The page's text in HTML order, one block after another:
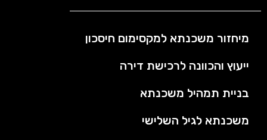
מיחזור משכנתא למקסימום חיסכון
ייעוץ והכוונה לרכישת דירה
בניית תמהיל משכנתא
משכנתא לגיל השלישי